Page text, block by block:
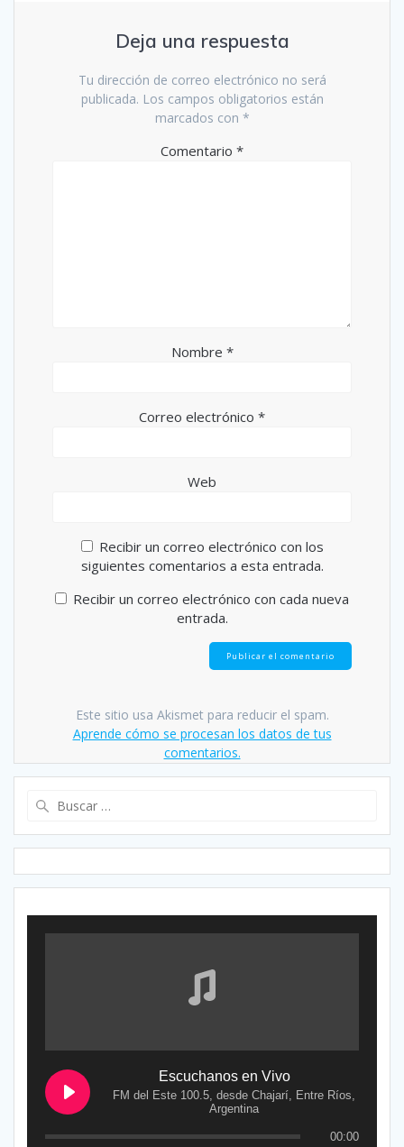
Deja una respuesta
Tu dirección de correo electrónico no será
publicada. Los campos obligatorios están
marcados con *
Comentario *
Nombre *
Correo electrónico *
Web
Recibir un correo electrónico con los
siguientes comentarios a esta entrada.
Recibir un correo electrónico con cada nueva
entrada.
Este sitio usa Akismet para reducir el spam.
Aprende cómo se procesan los datos de tus
comentarios.
Escuchanos en Vivo
FM del Este 100.5, desde Chajarí, Entre Ríos,
Argentina
00:00